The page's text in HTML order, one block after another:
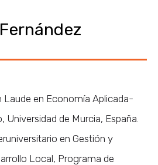
Laude en Economía Aplicada-
Universidad de Murcia, España.
en Gestión y
Local, Programa de